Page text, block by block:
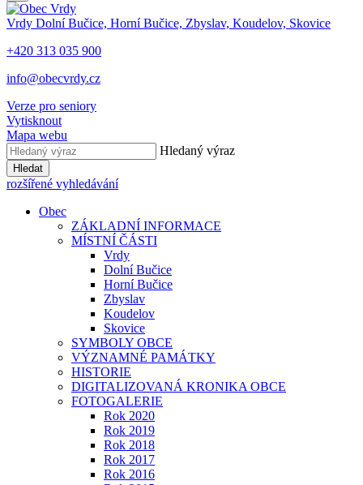
Vrdy Dolní Bučice, Horní Bučice, Zbyslav, Koudelov, Skovice
+420 313 035 900
info@obecvrdy.cz
Verze pro seniory
Vytisknout
Mapa webu
Hledaný výraz
Hledat
rozšířené vyhledávání
Obec
ZÁKLADNÍ INFORMACE
MÍSTNÍ ČÁSTI
Vrdy
Dolní Bučice
Horní Bučice
Zbyslav
Koudelov
Skovice
SYMBOLY OBCE
VÝZNAMNÉ PAMÁTKY
HISTORIE
DIGITALIZOVANÁ KRONIKA OBCE
FOTOGALERIE
Rok 2020
Rok 2019
Rok 2018
Rok 2017
Rok 2016